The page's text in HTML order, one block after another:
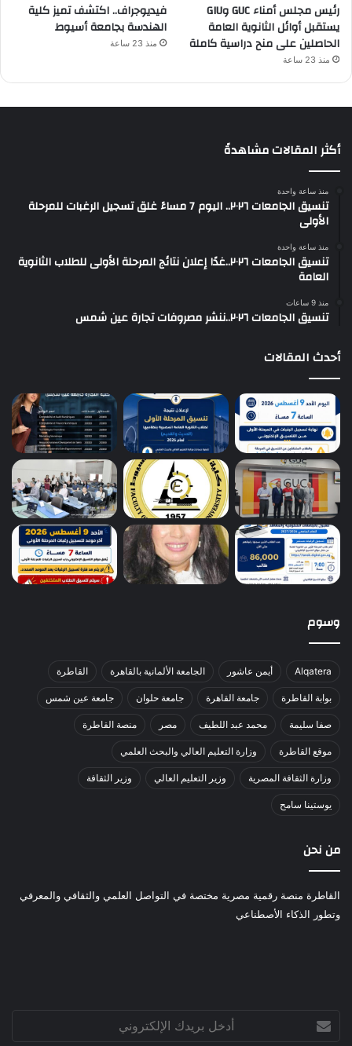
رئيس مجلس أمناء GUC وGIU
يستقبل أوائل الثانوية العامة
الحاصلين على منح دراسية كاملة
منذ 23 ساعة
فيديوجراف.. اكتشف تميز كلية
الهندسة بجامعة أسيوط
منذ 23 ساعة
أكثر المقالات مشاهدةً
منذ ساعة واحدة
تنسيق الجامعات ٢٠٢٦.. اليوم 7 مساءً غلق تسجيل الرغبات للمرحلة
الأولى
منذ ساعة واحدة
تنسيق الجامعات ٢٠٢٦..غدًا إعلان نتائج المرحلة الأولى للطلاب الثانوية
العامة
منذ 9 ساعات
تنسيق الجامعات ٢٠٢٦..ننشر مصروفات تجارة عين شمس
أحدث المقالات
وسوم
Alqatera أيمن عاشور الجامعة الألمانية بالقاهرة القاطرة
بوابة القاطرة جامعة القاهرة جامعة حلوان جامعة عين شمس
صفا سليمة محمد عبد اللطيف مصر منصة القاطرة
موقع القاطرة وزارة التعليم العالي والبحث العلمي
وزارة الثقافة المصرية وزير التعليم العالي وزير الثقافة
يوستينا سامح
من نحن
القاطرة منصة رقمية مصرية مختصة في التواصل العلمي والثقافي والمعرفي
وتطور الذكاء الأصطناعي
بريدك